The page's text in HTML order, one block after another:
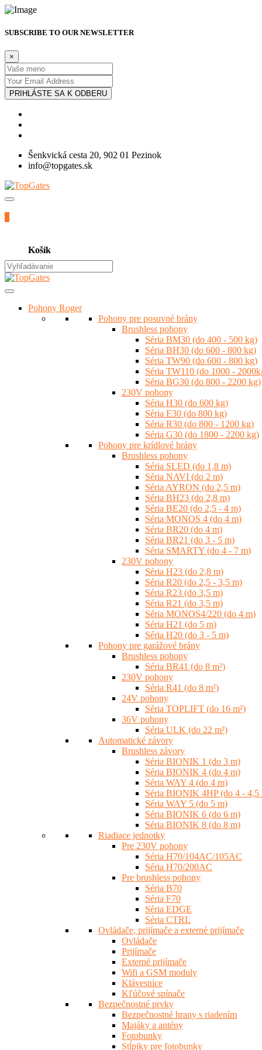
SUBSCRIBE TO OUR NEWSLETTER
×
PRIHLÁSTE SA K ODBERU
Šenkvická cesta 20, 902 01 Pezinok
info@topgates.sk
Košík
Pohony Roger
Pohony pre posuvné brány
Brushless pohony
Séria BM30 (do 400 - 500 kg)
Séria BH30 (do 600 - 800 kg)
Séria TW90 (do 600 - 800 kg)
Séria TW110 (do 1000 -
Séria BG30 (do 800 - 2200 kg)
230V pohony
Séria H30 (do 600 kg)
Séria E30 (do 800 kg)
Séria R30 (do 800 - 1200 kg)
Séria G30 (do 1800 - 2200 kg)
Pohony pre krídlové brány
Brushless pohony
Séria SLED (do 1,8 m)
Séria NAVI (do 2 m)
Séria AYRON (do 2,5 m)
Séria BH23 (do 2,8 m)
Séria BE20 (do 2,5 - 4 m)
Séria MONOS 4 (do 4 m)
Séria BR20 (do 4 m)
Séria BR21 (do 3 - 5 m)
Séria SMARTY (do 4 - 7 m)
230V pohony
Séria H23 (do 2,8 m)
Séria R20 (do 2,5 - 3,5 m)
Séria R23 (do 3,5 m)
Séria R21 (do 3,5 m)
Séria MONOS4/220 (do 4 m)
Séria H21 (do 5 m)
Séria H20 (do 3 - 5 m)
Pohony pre garážové brány
Brushless pohony
Séria BR41 (do 8 m²)
230V pohony
Séria R41 (do 8 m²)
24V pohony
Séria TOPLIFT (do 16 m²)
36V pohony
Séria ULK (do 22 m²)
Automatické závory
Brushless závory
Séria BIONIK 1 (do 3 m)
Séria BIONIK 4 (do 4 m)
Séria WAY 4 (do 4 m)
Séria BIONIK 4HP (do 4 - 4,5
Séria WAY 5 (do 5 m)
Séria BIONIK 6 (do 6 m)
Séria BIONIK 8 (do 8 m)
Riadiace jednotky
Pre 230V pohony
Séria H70/104AC/105AC
Séria H70/200AC
Pre brushless pohony
Séria B70
Séria F70
Séria EDGE
Séria CTRL
Ovládače, prijímače a externé prijímače
Ovládače
Prijímače
Externé prijímače
Wifi a GSM moduly
Klávesnice
Kľúčové spínače
Bezpečnostné prvky
Bezpečnostné hrany s riadením
Majáky a antény
Fotobunky
Stĺpiky pre fotobunky